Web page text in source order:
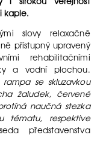
kaple.
slovy relaxačně
přístupný upravený
rehabilitačními
a vodní plochou.
se skluzavkou
žaludek, červené
naučná stezka
tématu, respektive
představenstva